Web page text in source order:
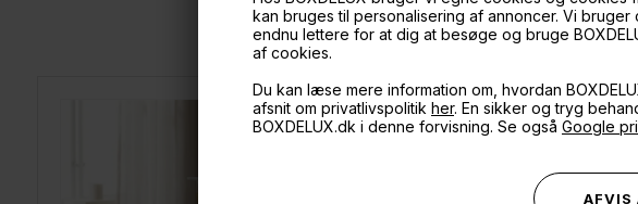
kan bruges til personalisering af annoncer. Vi
endnu lettere for at dig at besøge og bruge
af cookies.
Du kan læse mere information om, hvordan
afsnit om privatlivspolitik her. En sikker og tryg
BOXDELUX.dk i denne forvisning. Se også Google